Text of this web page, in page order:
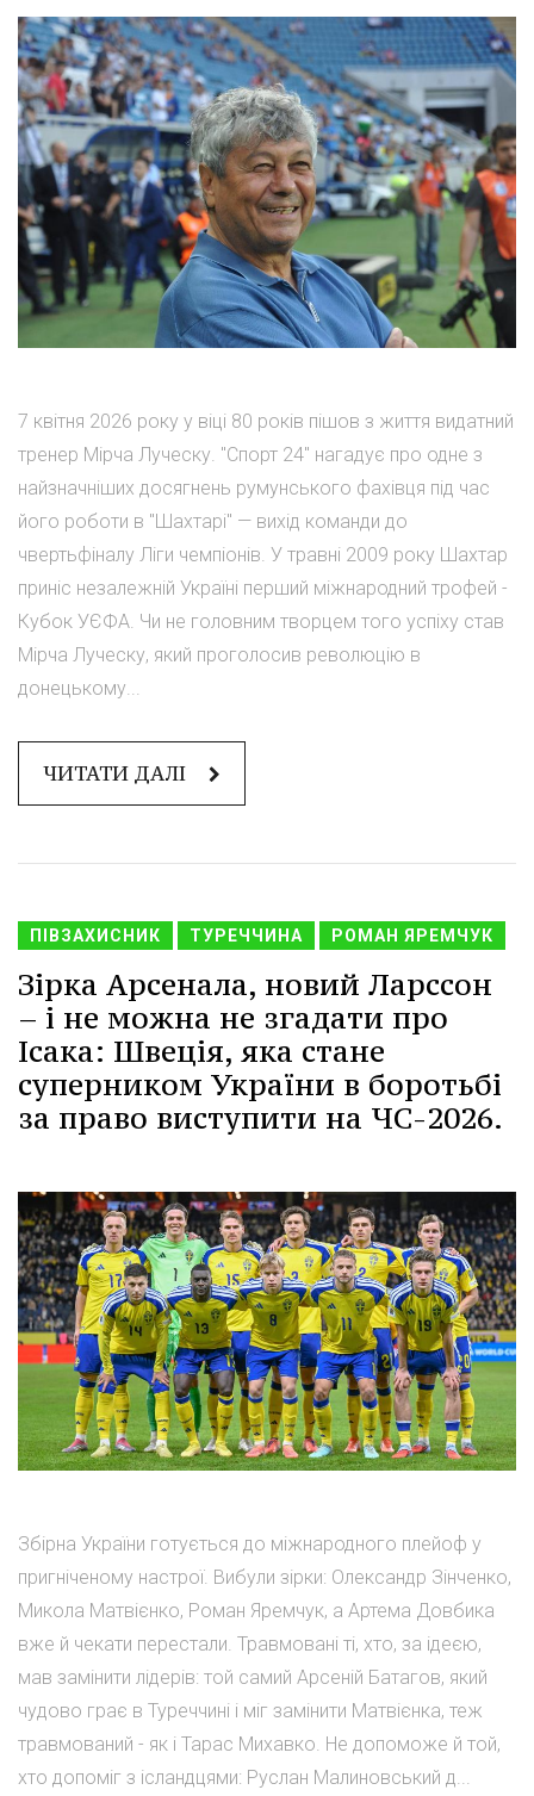
7 квітня 2026 року у віці 80 років пішов з життя видатний
тренер Мірча Луческу. "Спорт 24" нагадує про одне з
найзначніших досягнень румунського фахівця під час
його роботи в "Шахтарі" — вихід команди до
чвертьфіналу Ліги чемпіонів. У травні 2009 року Шахтар
приніс незалежній Україні перший міжнародний трофей -
Кубок УЄФА. Чи не головним творцем того успіху став
Мірча Луческу, який проголосив революцію в
донецькому...
ЧИТАТИ ДАЛІ
ПІВЗАХИСНИК ТУРЕЧЧИНА РОМАН ЯРЕМЧУК
Зірка Арсенала, новий Ларссон
– і не можна не згадати про
Ісака: Швеція, яка стане
суперником України в боротьбі
за право виступити на ЧС-2026.
Збірна України готується до міжнародного плейоф у
пригніченому настрої. Вибули зірки: Олександр Зінченко,
Микола Матвієнко, Роман Яремчук, а Артема Довбика
вже й чекати перестали. Травмовані ті, хто, за ідеєю,
мав замінити лідерів: той самий Арсеній Батагов, який
чудово грає в Туреччині і міг замінити Матвієнка, теж
травмований - як і Тарас Михавко. Не допоможе й той,
хто допоміг з ісландцями: Руслан Малиновський д...